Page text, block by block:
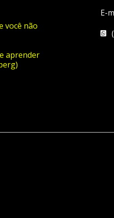
você não
aprender
E-